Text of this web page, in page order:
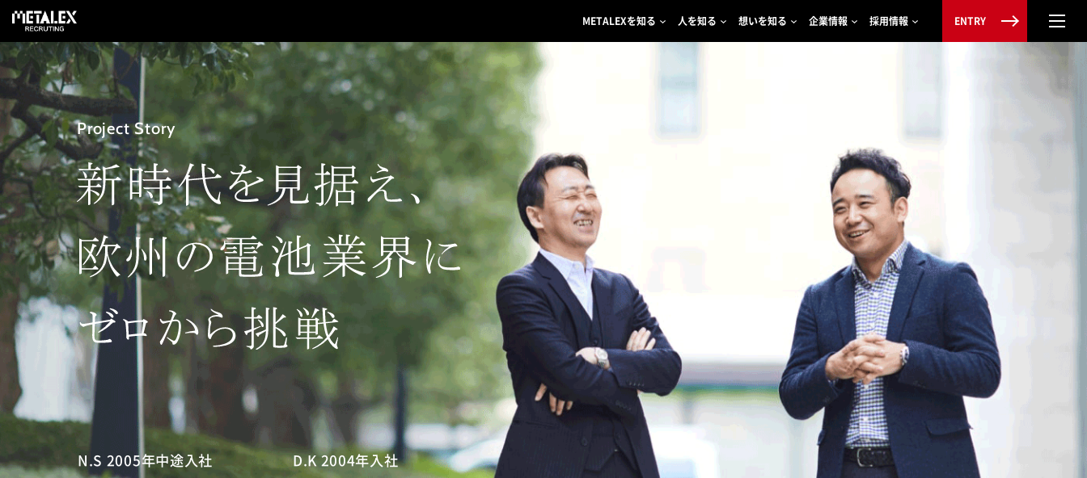
METALEXを知る 人を知る 想いを知る 企業情報 採用情報 ENTRY
METALEXを知るトップ
はじめに知る住商メタレックス
プロジェクトストーリー
人を知るトップ
S.M 2021年中途入社 総合職 チタングループ
K.M 2021年入社 総合職 ステンレスグループ
M.W 2017年入社 総合職 審査・法務・物流グループ
Project Story
N.S 2005年中途入社 D.K 2004年入社